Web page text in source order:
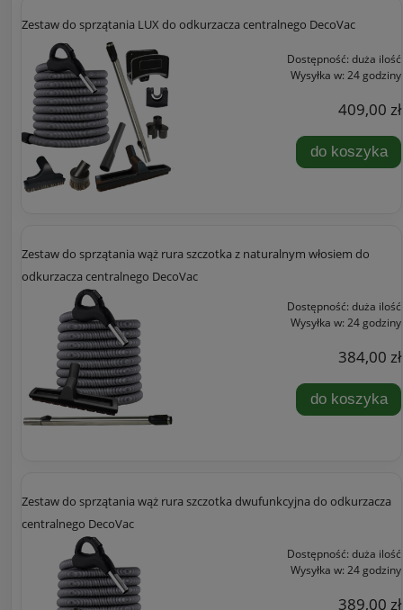
Zestaw do sprzątania LUX do odkurzacza centralnego DecoVac
Dostępność: duża ilość
Wysyłka w: 24 godziny
409,00 zł
do koszyka
Zestaw do sprzątania wąż rura szczotka z naturalnym włosiem do
odkurzacza centralnego DecoVac
Dostępność: duża ilość
Wysyłka w: 24 godziny
384,00 zł
do koszyka
Zestaw do sprzątania wąż rura szczotka dwufunkcyjna do odkurzacza
centralnego DecoVac
Dostępność: duża ilość
Wysyłka w: 24 godziny
389,00 zł